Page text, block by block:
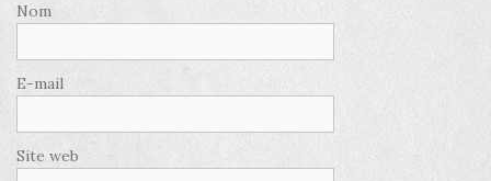
Nom
E-mail
Site web